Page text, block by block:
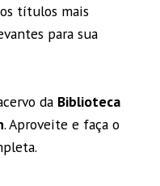
títulos mais
para sua
da Biblioteca
. Aproveite e faça o